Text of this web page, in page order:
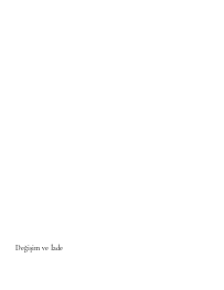
Değişim ve İade